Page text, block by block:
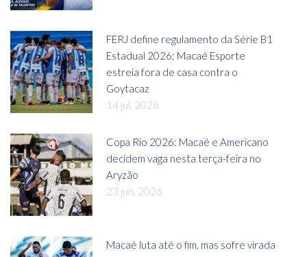
FERJ define regulamento da Série B1
Estadual 2026; Macaé Esporte
estreia fora de casa contra o
Goytacaz
14 jul, 2026
Copa Rio 2026: Macaé e Americano
decidem vaga nesta terça-feira no
Aryzão
23 jun, 2026
Macaé luta até o fim, mas sofre virada